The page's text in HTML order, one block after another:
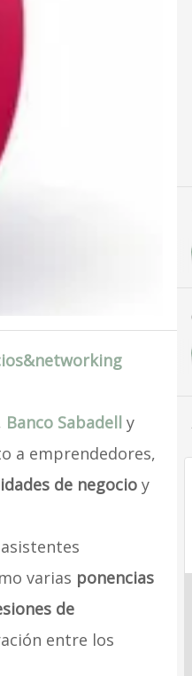
Banco Sabadelly
a emprendedores,
de negocioy
varias ponencias
de
entre los